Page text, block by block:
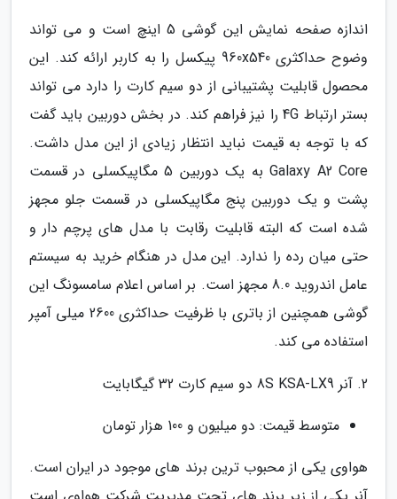
اندازه صفحه نمایش این گوشی 5 اینچ است و می تواند
وضوح حداکثری 960x540 پیکسل را به کاربر ارائه کند. این
محصول قابلیت پشتیبانی از دو سیم کارت را دارد می تواند
بستر ارتباط 4G را نیز فراهم کند. در بخش دوربین باید گفت
که با توجه به قیمت نباید انتظار زیادی از این مدل داشت.
Galaxy A2 Core به یک دوربین 5 مگاپیکسلی در قسمت
پشت و یک دوربین پنج مگاپیکسلی در قسمت جلو مجهز
شده است که البته قابلیت رقابت با مدل های پرچم دار و
حتی میان رده را ندارد. این مدل در هنگام خرید به سیستم
عامل اندروید 8.0 مجهز است. بر اساس اعلام سامسونگ این
گوشی همچنین از باتری با ظرفیت حداکثری 2600 میلی آمپر
استفاده می کند.
2. آنر 8S KSA-LX9 دو سیم کارت 32 گیگابایت
متوسط قیمت: دو میلیون و 100 هزار تومان
هواوی یکی از محبوب ترین برند های موجود در ایران است.